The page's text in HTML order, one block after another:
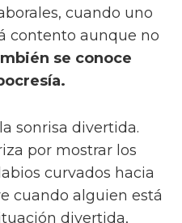
cuando uno
contento aunque no
se conoce
sonrisa divertida.
por mostrar los
curvados hacia
cuando alguien está
divertida,